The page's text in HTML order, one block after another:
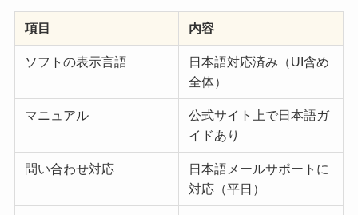
項目 内容
ソフトの表示言語
日本語対応済み（UI含め
全体）
マニュアル
公式サイト上で日本語ガ
イドあり
問い合わせ対応
日本語メールサポートに
対応（平日）